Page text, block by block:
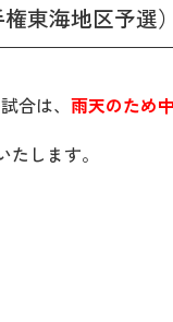
東海地区予選）
合は、 雨天のため
します。